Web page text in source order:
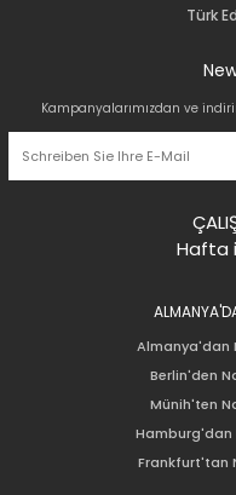
Türk
Kampanyalarımızdan ve
Hafta
Almanya'dan
Berlin'den
Münih'ten
Hamburg'dan
Frankfurt'tan